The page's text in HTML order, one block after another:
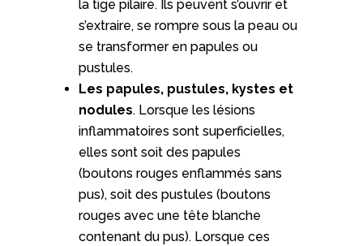
la tige pilaire. Ils peuvent s’ouvrir et
s’extraire, se rompre sous la peau ou
se transformer en papules ou
pustules.
Les papules, pustules, kystes et
nodules. Lorsque les lésions
inflammatoires sont superficielles,
elles sont soit des papules
(boutons rouges enflammés sans
pus), soit des pustules (boutons
rouges avec une tête blanche
contenant du pus). Lorsque ces